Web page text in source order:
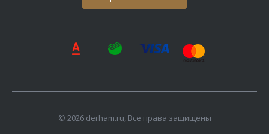
© 2026 derham.ru, Все права защищены